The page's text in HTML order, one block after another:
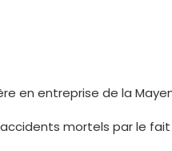
en entreprise de la
mortels par le